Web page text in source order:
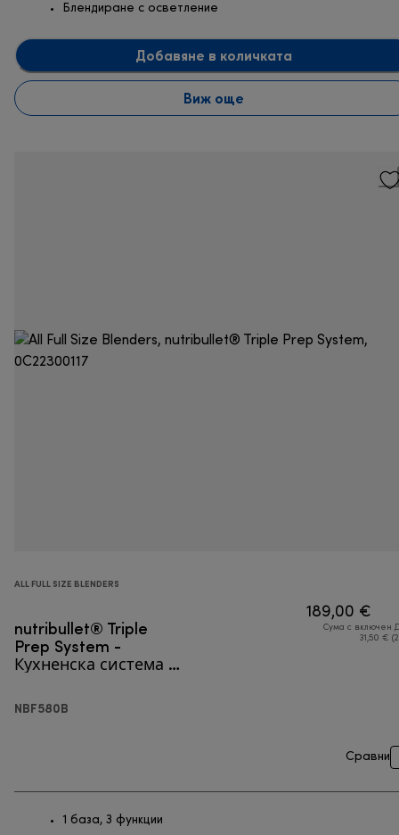
Блендиране с осветление
Добавяне в количката
Виж още
ALL FULL SIZE BLENDERS
nutribullet® Triple
Prep System -
Кухненска система 3
NBF580B
189,00 €
Сума с включен
31,50 €
Сравни
1 база, 3 функции